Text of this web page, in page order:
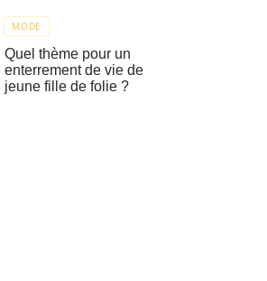
MODE
Quel thème pour un
enterrement de vie de
jeune fille de folie ?